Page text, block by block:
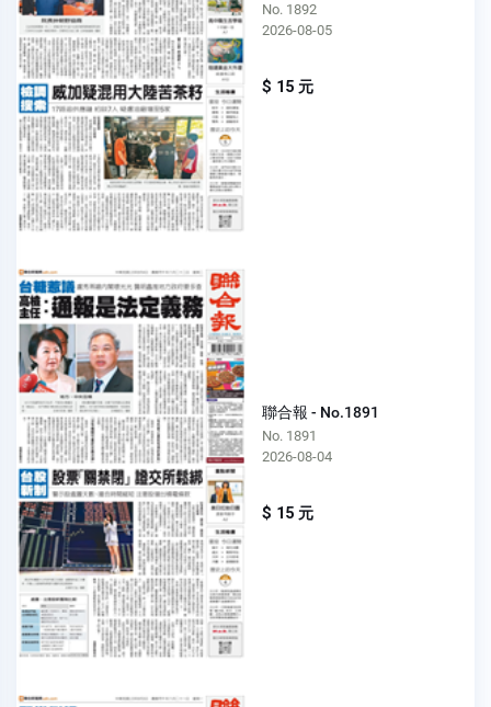
No. 1892
2026-08-05
$ 15 元
聯合報 - No.1891
No. 1891
2026-08-04
$ 15 元